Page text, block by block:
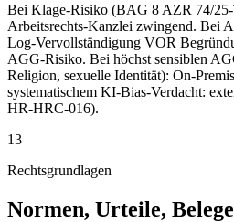
Bei Klage-Risiko (BAG 8 AZR 74/25-
Arbeitsrechts-Kanzlei zwingend. Bei
Log-Vervollständigung VOR
AGG-Risiko. Bei höchst sensiblen
Religion, sexuelle Identität): On-
systematischem KI-Bias-Verdacht:
HR-HRC-016).
13
Rechtsgrundlagen
Normen, Urteile, Belege